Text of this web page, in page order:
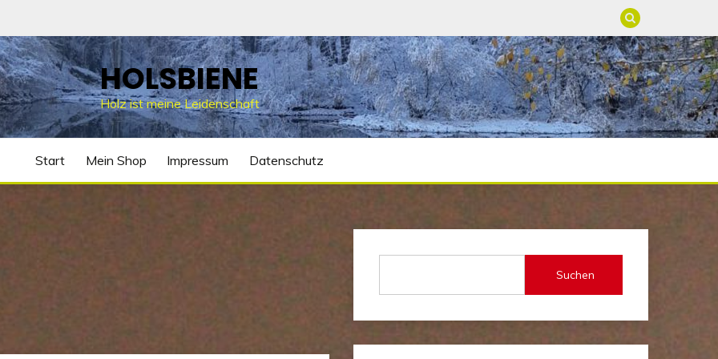
HOLSBIENE
Holz ist meine Leidenschaft
Start Mein Shop Impressum Datenschutz
Suchen